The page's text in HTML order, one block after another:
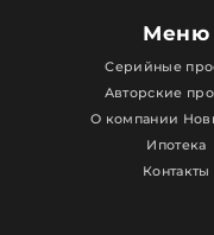
Меню
Серийные
Авторские
О компании
Ипотека
Контакты